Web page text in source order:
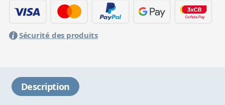
Sécurité des produits
Description